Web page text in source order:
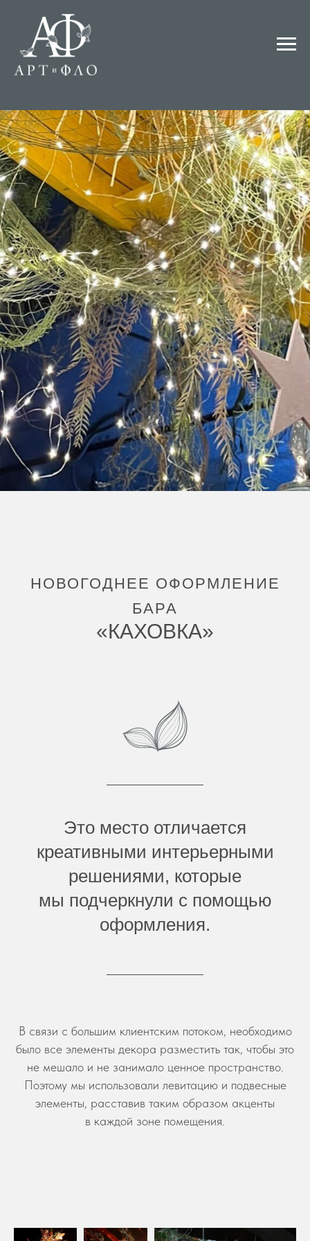
НОВОГОДНЕЕ ОФОРМЛЕНИЕ
БАРА
«КАХОВКА»
Это место отличается
креативными интерьерными
решениями, которые
мы подчеркнули с помощью
оформления.
В связи с большим клиентским потоком, необходимо
было все элементы декора разместить так, чтобы это
не мешало и не занимало ценное пространство.
Поэтому мы использовали левитацию и подвесные
элементы, расставив таким образом акценты
в каждой зоне помещения.